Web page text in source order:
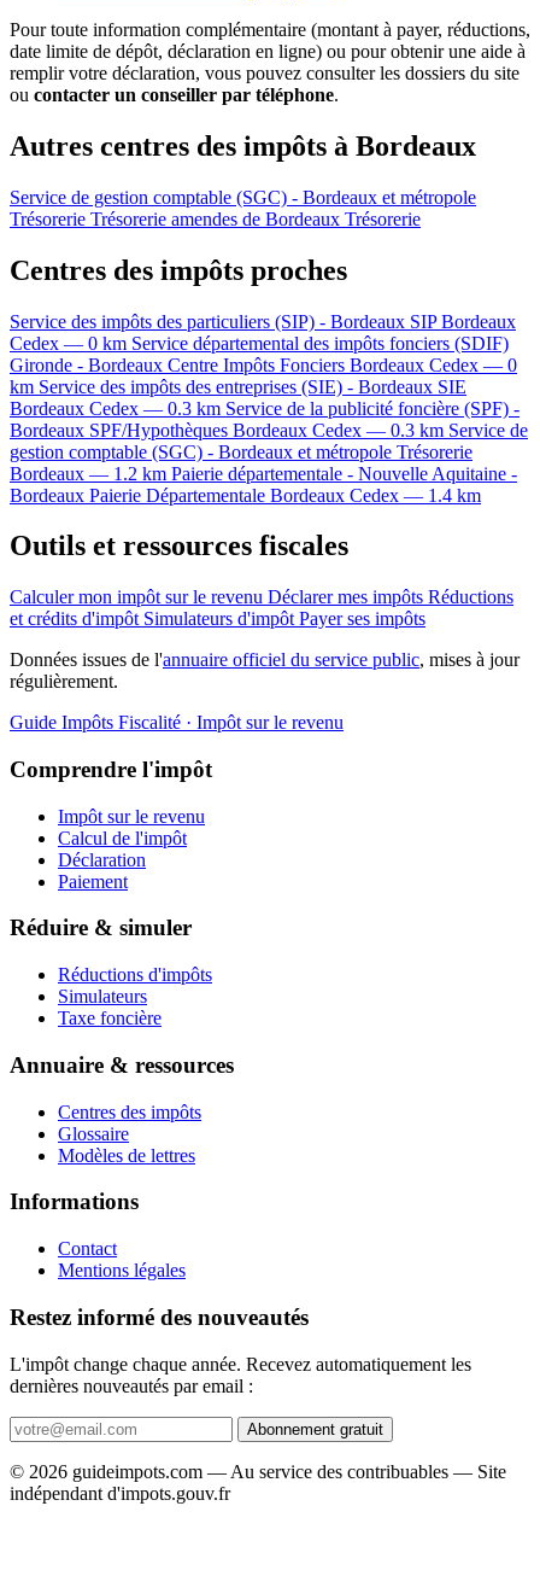
Pour toute information complémentaire (montant à payer, réductions,
date limite de dépôt, déclaration en ligne) ou pour obtenir une aide à
remplir votre déclaration, vous pouvez consulter les dossiers du site
ou contacter un conseiller par téléphone.
Autres centres des impôts à Bordeaux
Service de gestion comptable (SGC) - Bordeaux et métropole
Trésorerie Trésorerie amendes de Bordeaux Trésorerie
Centres des impôts proches
Service des impôts des particuliers (SIP) - Bordeaux SIP Bordeaux
Cedex — 0 km Service départemental des impôts fonciers (SDIF)
Gironde - Bordeaux Centre Impôts Fonciers Bordeaux Cedex — 0
km Service des impôts des entreprises (SIE) - Bordeaux SIE
Bordeaux Cedex — 0.3 km Service de la publicité foncière (SPF) -
Bordeaux SPF/Hypothèques Bordeaux Cedex — 0.3 km Service de
gestion comptable (SGC) - Bordeaux et métropole Trésorerie
Bordeaux — 1.2 km Paierie départementale - Nouvelle Aquitaine -
Bordeaux Paierie Départementale Bordeaux Cedex — 1.4 km
Outils et ressources fiscales
Calculer mon impôt sur le revenu Déclarer mes impôts Réductions
et crédits d'impôt Simulateurs d'impôt Payer ses impôts
Données issues de l'annuaire officiel du service public, mises à jour
régulièrement.
Guide Impôts Fiscalité · Impôt sur le revenu
Comprendre l'impôt
Impôt sur le revenu
Calcul de l'impôt
Déclaration
Paiement
Réduire & simuler
Réductions d'impôts
Simulateurs
Taxe foncière
Annuaire & ressources
Centres des impôts
Glossaire
Modèles de lettres
Informations
Contact
Mentions légales
Restez informé des nouveautés
L'impôt change chaque année. Recevez automatiquement les
dernières nouveautés par email :
Abonnement gratuit
© 2026 guideimpots.com — Au service des contribuables — Site
indépendant d'impots.gouv.fr